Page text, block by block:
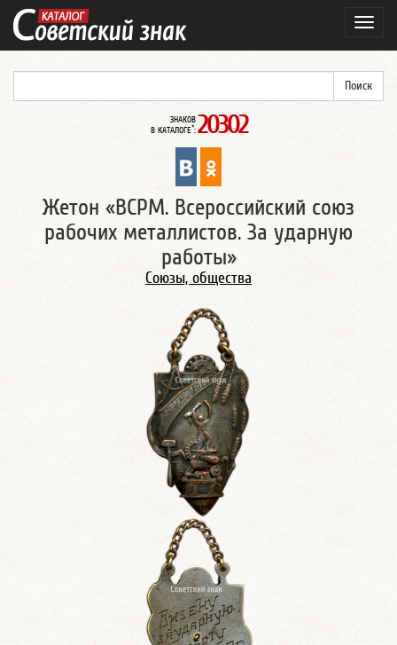
ЗНАКОВ
В КАТАЛОГЕ*: 20302
Жетон «ВСРМ. Всероссийский союз
рабочих металлистов. За ударную
работы»
Союзы, общества